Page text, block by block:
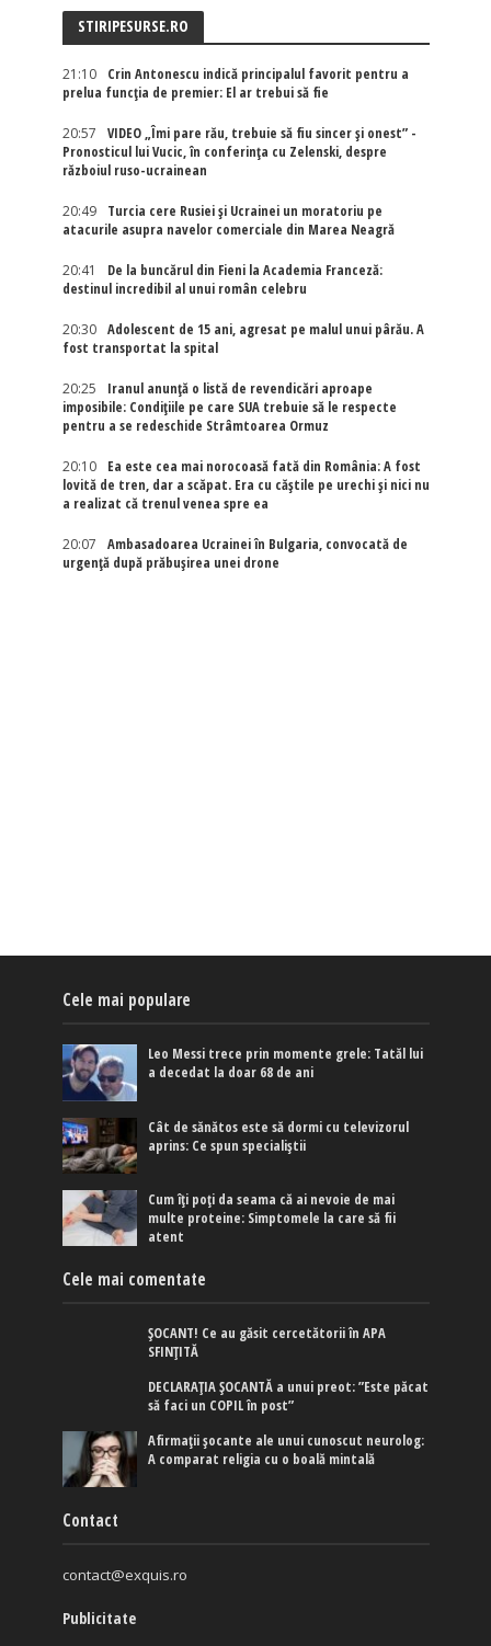
STIRIPESURSE.RO
21:10
Crin Antonescu indică principalul favorit pentru a
prelua funcția de premier: El ar trebui să fie
20:57
VIDEO „Îmi pare rău, trebuie să fiu sincer și onest” -
Pronosticul lui Vucic, în conferința cu Zelenski, despre
războiul ruso-ucrainean
20:49
Turcia cere Rusiei și Ucrainei un moratoriu pe
atacurile asupra navelor comerciale din Marea Neagră
20:41
De la buncărul din Fieni la Academia Franceză:
destinul incredibil al unui român celebru
20:30
Adolescent de 15 ani, agresat pe malul unui pârău. A
fost transportat la spital
20:25
Iranul anunță o listă de revendicări aproape
imposibile: Condițiile pe care SUA trebuie să le respecte
pentru a se redeschide Strâmtoarea Ormuz
20:10
Ea este cea mai norocoasă fată din România: A fost
lovită de tren, dar a scăpat. Era cu căștile pe urechi și nici nu
a realizat că trenul venea spre ea
20:07
Ambasadoarea Ucrainei în Bulgaria, convocată de
urgență după prăbușirea unei drone
Cele mai populare
Leo Messi trece prin momente grele: Tatăl lui
a decedat la doar 68 de ani
Cât de sănătos este să dormi cu televizorul
aprins: Ce spun specialiștii
Cum îți poți da seama că ai nevoie de mai
multe proteine: Simptomele la care să fii
atent
Cele mai comentate
ȘOCANT! Ce au găsit cercetătorii în APA
SFINȚITĂ
DECLARAȚIA ȘOCANTĂ a unui preot: ”Este păcat
să faci un COPIL în post”
Afirmaţii şocante ale unui cunoscut neurolog:
A comparat religia cu o boală mintală
Contact
contact@exquis.ro
Publicitate